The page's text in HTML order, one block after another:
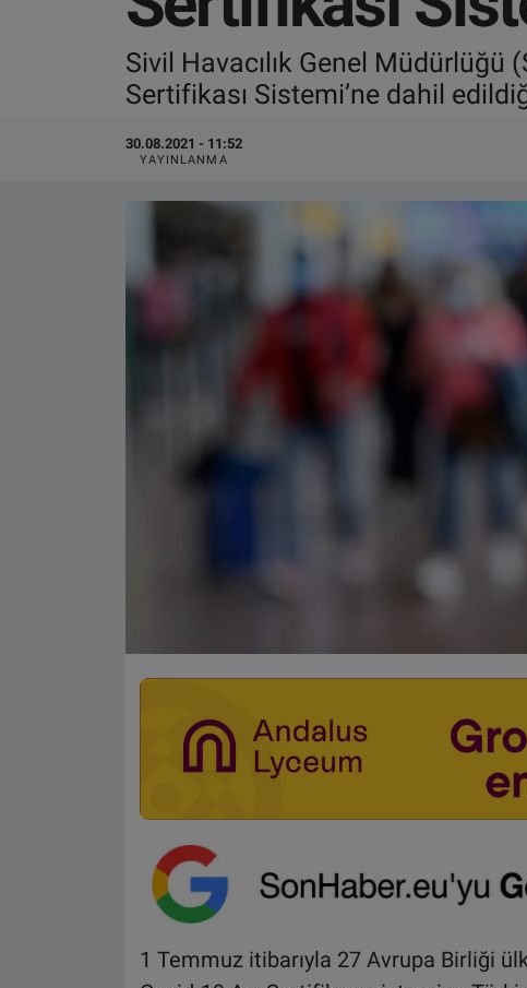
Sivil Havacılık Genel Müdürlüğü
Sertifikası Sistemi’ne dahil
30.08.2021 - 11:52
YAYINLANMA
1 Temmuz itibarıyla 27 Avrupa Birliği
ALGEMENE VOORWAARDEN
CONTACT
Çerez Politikası